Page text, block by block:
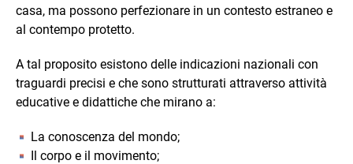
casa, ma possono perfezionare in un contesto estraneo e
al contempo protetto.
A tal proposito esistono delle indicazioni nazionali con
traguardi precisi e che sono strutturati attraverso attività
educative e didattiche che mirano a:
La conoscenza del mondo;
Il corpo e il movimento;